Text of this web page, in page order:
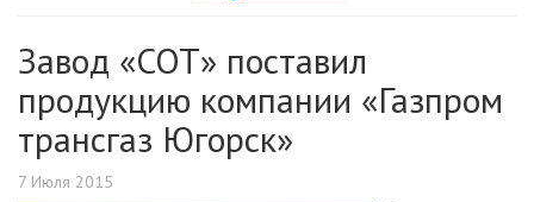
Завод «СОТ» поставил
продукцию компании «Газпром
трансгаз Югорск»
7 Июля 2015